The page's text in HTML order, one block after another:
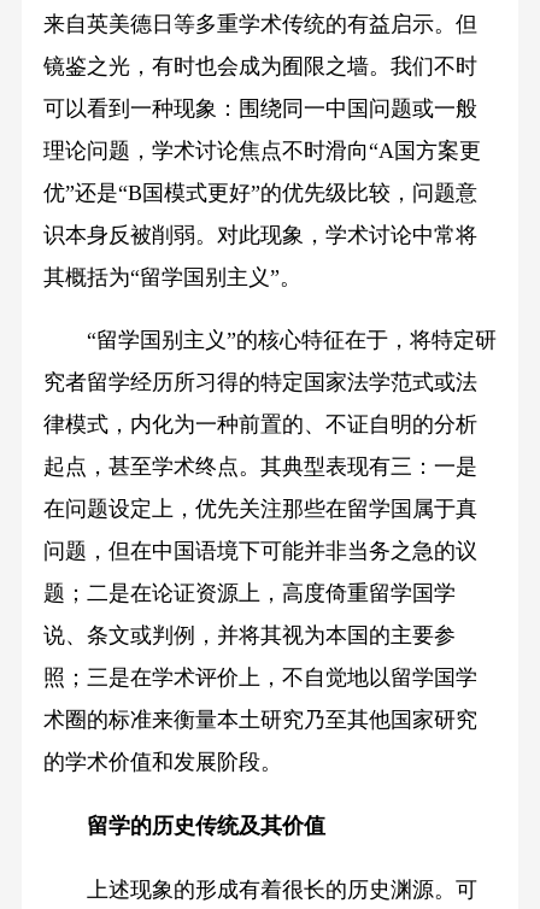
来自英美德日等多重学术传统的有益启示。但
镜鉴之光，有时也会成为囿限之墙。我们不时
可以看到一种现象：围绕同一中国问题或一般
理论问题，学术讨论焦点不时滑向“A国方案更
优”还是“B国模式更好”的优先级比较，问题意
识本身反被削弱。对此现象，学术讨论中常将
其概括为“留学国别主义”。
“留学国别主义”的核心特征在于，将特定研
究者留学经历所习得的特定国家法学范式或法
律模式，内化为一种前置的、不证自明的分析
起点，甚至学术终点。其典型表现有三：一是
在问题设定上，优先关注那些在留学国属于真
问题，但在中国语境下可能并非当务之急的议
题；二是在论证资源上，高度倚重留学国学
说、条文或判例，并将其视为本国的主要参
照；三是在学术评价上，不自觉地以留学国学
术圈的标准来衡量本土研究乃至其他国家研究
的学术价值和发展阶段。
留学的历史传统及其价值
上述现象的形成有着很长的历史渊源。可